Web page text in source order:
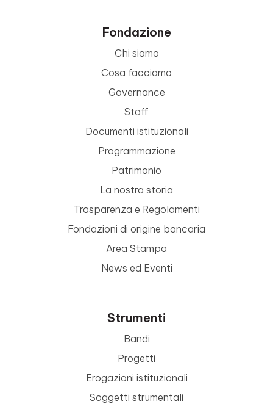
Fondazione
Chi siamo
Cosa facciamo
Governance
Staff
Documenti istituzionali
Programmazione
Patrimonio
La nostra storia
Trasparenza e Regolamenti
Fondazioni di origine bancaria
Area Stampa
News ed Eventi
Strumenti
Bandi
Progetti
Erogazioni istituzionali
Soggetti strumentali